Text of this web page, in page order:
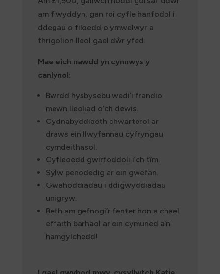
am flwyddyn, gan roi cyfle hanfodol i
ddegau o filoedd o ymwelwyr a
thrigolion lleol gael dŵr yfed.
Mae eich nawdd yn cynnwys y
canlynol:
Bwrdd hysbysebu wedi’i frandio
mewn lleoliad o’ch dewis.
Cydnabyddiaeth chwarterol ar
draws ein llwyfannau cyfryngau
cymdeithasol.
Cyfleoedd gwirfoddoli i’ch tîm.
Sylw penodedig ar ein gwefan.
Gwahoddiadau i ddigwyddiadau
unigryw.
Beth am gefnogi’r fenter hon a chael
effaith barhaol ar ein cymuned a’n
hamgylchedd!